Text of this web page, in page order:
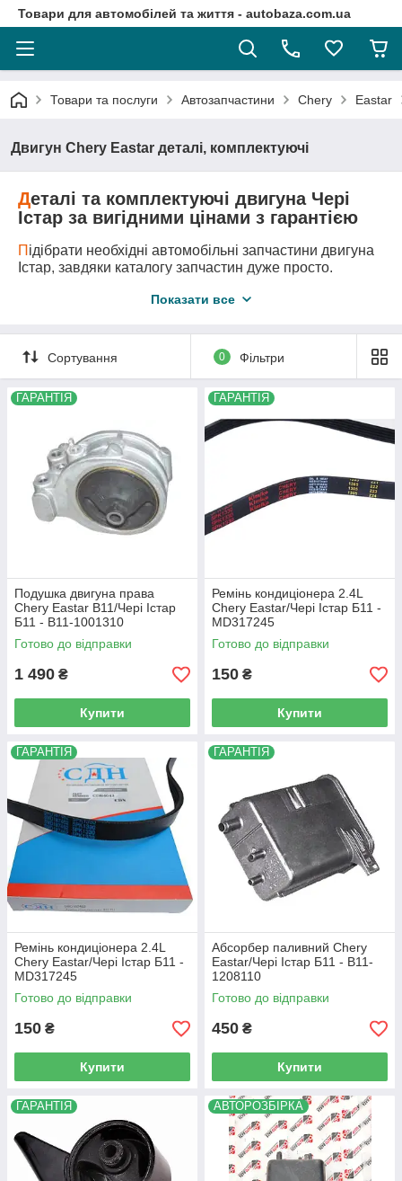
Товари для автомобілей та життя - autobaza.com.ua
Товари та послуги Автозапчастини Chery Eastar
Двигун Chery Eastar деталі, комплектуючі
Деталі та комплектуючі двигуна Чері
Істар за вигідними цінами з гарантією
П ідібрати необхідні автомобільні запчастини двигуна
Істар, завдяки каталогу запчастин дуже просто.
логістичними компаніями.
самими вигідними цінами!
Ми підберемо всі необхідні вам запчастини та
деталі двигуна Чері Істар навіть якщо ви не знаєте
її точного найменування.
ля цього вам достатньо звя'затися з нами за
+380 (67) 505-21-32
запчастину!
Якщо необхідної вам запчастини двигуна Eastar
не виявилося в каталозі,
Будь ласка, зателефонуйте нам
Це суттєво збереже Ваш час та гроші!
Показати все
Сортування 0 Фільтри
ГАРАНТІЯ
Подушка двигуна права
Chery Eastar B11/Чері Істар
Б11 - B11-1001310
Готово до відправки
1 490 ₴
Купити
ГАРАНТІЯ
Ремінь кондиціонера 2.4L
Chery Eastar/Чері Істар Б11 -
MD317245
Готово до відправки
150 ₴
Купити
ГАРАНТІЯ
Ремінь кондиціонера 2.4L
Chery Eastar/Чері Істар Б11 -
MD317245
Готово до відправки
150 ₴
Купити
ГАРАНТІЯ
Абсорбер паливний Chery
Eastar/Чері Істар Б11 - B11-
1208110
Готово до відправки
450 ₴
Купити
ГАРАНТІЯ АВТОРОЗБІРКА